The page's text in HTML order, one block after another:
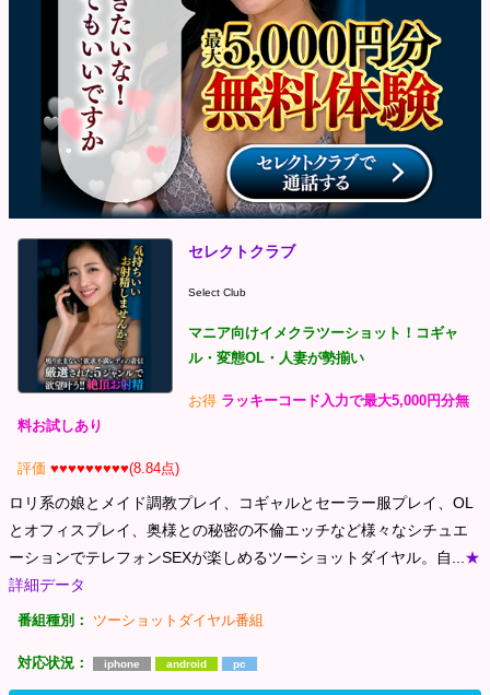
セレクトクラブ
Select Club
マニア向けイメクラツーショット！コギャ
ル・変態OL・人妻が勢揃い
お得 ラッキーコード入力で最大5,000円分無
料お試しあり
評価 ♥♥♥♥♥♥♥♥♥(8.84点)
ロリ系の娘とメイド調教プレイ、コギャルとセーラー服プレイ、OL
とオフィスプレイ、奥様との秘密の不倫エッチなど様々なシチュエ
ーションでテレフォンSEXが楽しめるツーショットダイヤル。自... ★
詳細データ
番組種別： ツーショットダイヤル番組
対応状況： iphone android pc